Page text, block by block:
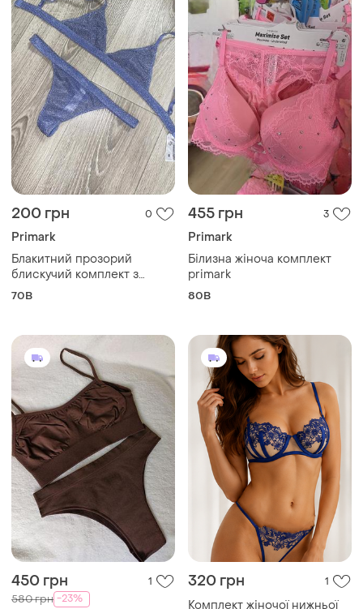
200 грн 0
Primark
Блакитний прозорий
блискучий комплект з
люрексом primark, xxs
70B
455 грн 3
Primark
Білизна жіноча комплект
primark
80B
450 грн 1
580 грн
Комплект білизни
безшовний
70B і ще 2
320 грн 1
Комплект жіночої нижньої
білизни
і ще